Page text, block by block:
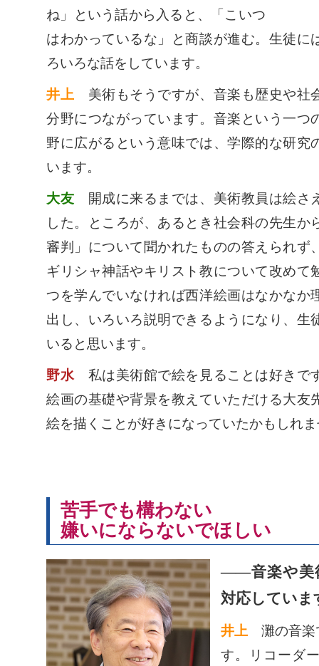
ね」という話から入ると、「こいつ
はわかっているな」と商談が進む。生徒に
ろいろな話をしています。
井上 美術もそうですが、音楽も歴史や社
分野につながっています。音楽という一つ
野に広がるという意味では、学際的な研究
います。
大友 開成に来るまでは、美術教員は絵さ
した。ところが、あるとき社会科の先生か
審判」について聞かれたものの答えられず
ギリシャ神話やキリスト教について改めて
つを学んでいなければ西洋絵画はなかなか
出し、いろいろ説明できるようになり、生
いると思います。
野水私は美術館で絵を見ることは好きで
絵画の基礎や背景を教えていただける大友
絵を描くことが好きになっていたかもしれ
苦手でも構わない
嫌いにならないでほしい
――音楽や美
対応していま
井上 灘の音楽
す。リコーダ